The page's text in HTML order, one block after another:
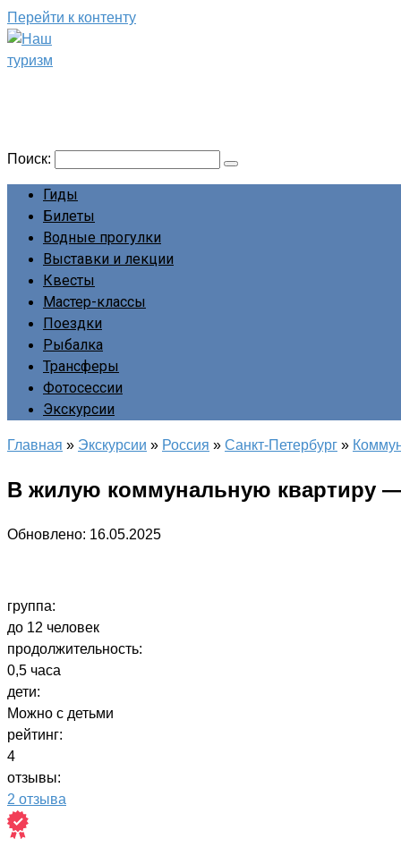
Перейти к контенту
Поиск:
Гиды
Билеты
Водные прогулки
Выставки и лекции
Квесты
Мастер-классы
Поездки
Рыбалка
Трансферы
Фотосессии
Экскурсии
Главная » Экскурсии » Россия » Санкт-Петербург »
В жилую коммунальную квартиру
Обновлено: 16.05.2025
группа:
до 12 человек
продолжительность:
0,5 часа
дети:
Можно с детьми
рейтинг:
4
отзывы:
2 отзыва